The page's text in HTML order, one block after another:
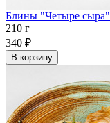
Блины "Четыре сыра"
210 г
340 ₽
В корзину